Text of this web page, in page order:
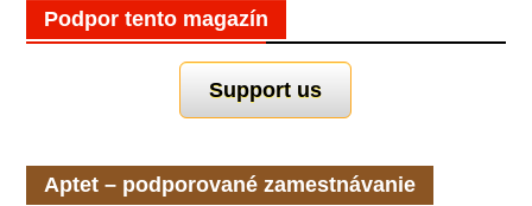
Podpor tento magazín
Support us
Aptet – podporované zamestnávanie